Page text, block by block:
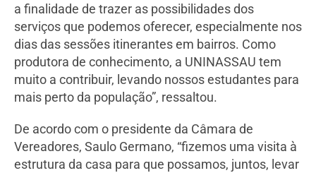
a finalidade de trazer as possibilidades dos
serviços que podemos oferecer, especialmente nos
dias das sessões itinerantes em bairros. Como
produtora de conhecimento, a UNINASSAU tem
muito a contribuir, levando nossos estudantes para
mais perto da população”, ressaltou.
De acordo com o presidente da Câmara de
Vereadores, Saulo Germano, “fizemos uma visita à
estrutura da casa para que possamos, juntos, levar